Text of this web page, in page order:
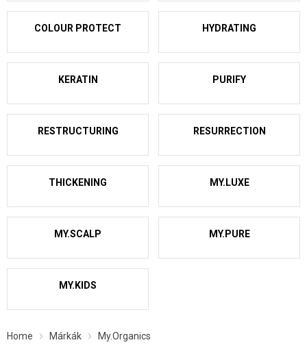
Home Márkák My.Organics
COLOUR PROTECT HYDRATING
KERATIN PURIFY
RESTRUCTURING RESURRECTION
THICKENING MY.LUXE
MY.SCALP MY.PURE
MY.KIDS